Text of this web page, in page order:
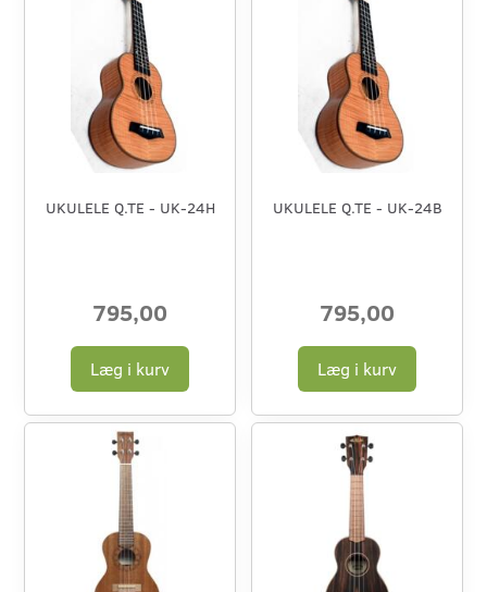
UKULELE Q.TE - UK-24H
795,00
Læg i kurv
UKULELE Q.TE - UK-24B
795,00
Læg i kurv